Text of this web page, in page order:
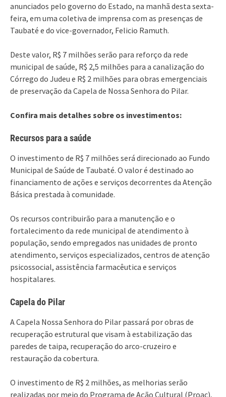
anunciados pelo governo do Estado, na manhã desta sexta-
feira, em uma coletiva de imprensa com as presenças de
Taubaté e do vice-governador, Felicio Ramuth.
Deste valor, R$ 7 milhões serão para reforço da rede
municipal de saúde, R$ 2,5 milhões para a canalização do
Córrego do Judeu e R$ 2 milhões para obras emergenciais
de preservação da Capela de Nossa Senhora do Pilar.
Confira mais detalhes sobre os investimentos:
Recursos para a saúde
O investimento de R$ 7 milhões será direcionado ao Fundo
Municipal de Saúde de Taubaté. O valor é destinado ao
financiamento de ações e serviços decorrentes da Atenção
Básica prestada à comunidade.
Os recursos contribuirão para a manutenção e o
fortalecimento da rede municipal de atendimento à
população, sendo empregados nas unidades de pronto
atendimento, serviços especializados, centros de atenção
psicossocial, assistência farmacêutica e serviços
hospitalares.
Capela do Pilar
A Capela Nossa Senhora do Pilar passará por obras de
recuperação estrutural que visam à estabilização das
paredes de taipa, recuperação do arco-cruzeiro e
restauração da cobertura.
O investimento de R$ 2 milhões, as melhorias serão
realizadas por meio do Programa de Ação Cultural (Proac),